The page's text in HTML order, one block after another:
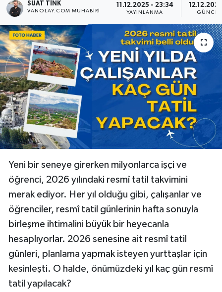
SUAT TINK
VANOLAY.COM MUHABIRI
11.12.2025 - 23:34
YAYINLANMA
Yeni bir seneye girerken milyonlarca işçi ve
öğrenci, 2026 yılındaki resmî tatil takvimini
merak ediyor. Her yıl olduğu gibi, çalışanlar ve
öğrenciler, resmî tatil günlerinin hafta sonuyla
birleşme ihtimalini büyük bir heyecanla
hesaplıyorlar. 2026 senesine ait resmî tatil
günleri, planlama yapmak isteyen yurttaşlar için
kesinleşti. O halde, önümüzdeki yıl kaç gün resmî
tatil yapılacak?
RESMİ İLANLAR